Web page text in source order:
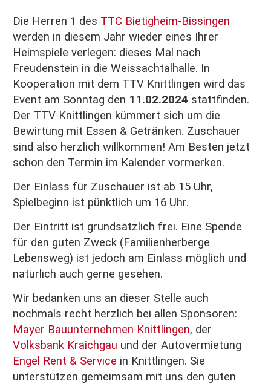
Die Herren 1 des TTC Bietigheim-Bissingen
werden in diesem Jahr wieder eines Ihrer
Heimspiele verlegen: dieses Mal nach
Freudenstein in die Weissachtalhalle. In
Kooperation mit dem TTV Knittlingen wird das
Event am Sonntag den 11.02.2024 stattfinden.
Der TTV Knittlingen kümmert sich um die
Bewirtung mit Essen & Getränken. Zuschauer
sind also herzlich willkommen! Am Besten jetzt
schon den Termin im Kalender vormerken.
Der Einlass für Zuschauer ist ab 15 Uhr,
Spielbeginn ist pünktlich um 16 Uhr.
Der Eintritt ist grundsätzlich frei. Eine Spende
für den guten Zweck (Familienherberge
Lebensweg) ist jedoch am Einlass möglich und
natürlich auch gerne gesehen.
Wir bedanken uns an dieser Stelle auch
nochmals recht herzlich bei allen Sponsoren:
Mayer Bauunternehmen Knittlingen, der
Volksbank Kraichgau und der Autovermietung
Engel Rent & Service in Knittlingen. Sie
unterstützen gemeimsam mit uns den guten